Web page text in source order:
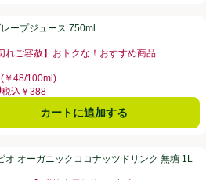
点。
ープジュース 750ml
れご容赦】おトクな！おすすめ商品
(￥48/100ml)
税込￥388
カートに追加する
ッツドリンク 無糖 1L
点。
オ オーガニックココナッツドリンク 無糖 1L